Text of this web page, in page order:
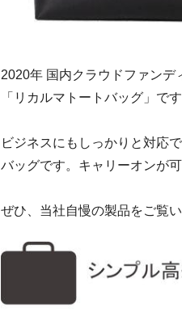
2020年 国内クラウドファンデ
「リカルマトートバッグ」です
ビジネスにもしっかりと対応
バッグです。キャリーオンが
ぜひ、当社自慢の製品をご覧